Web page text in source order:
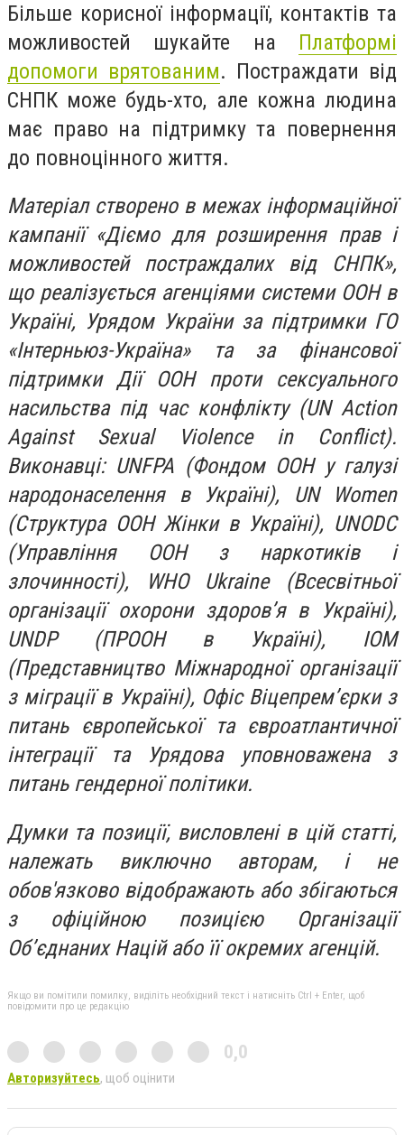
Більше корисної інформації, контактів та
можливостей шукайте на Платформі
допомоги врятованим. Постраждати від
СНПК може будь-хто, але кожна людина
має право на підтримку та повернення
до повноцінного життя.
Матеріал створено в межах інформаційної
кампанії «Діємо для розширення прав і
можливостей постраждалих від СНПК»,
що реалізується агенціями системи ООН в
Україні, Урядом України за підтримки ГО
«Інтерньюз-Україна» та за фінансової
підтримки Дії ООН проти сексуального
насильства під час конфлікту (UN Action
Against Sexual Violence in Conflict).
Виконавці: UNFPA (Фондом ООН у галузі
народонаселення в Україні), UN Women
(Структура ООН Жінки в Україні), UNODC
(Управління ООН з наркотиків і
злочинності), WHO Ukraine (Всесвітньої
організації охорони здоров’я в Україні),
UNDP (ПРООН в Україні), IOM
(Представництво Міжнародної організації
з міграції в Україні), Офіс Віцепрем’єрки з
питань європейської та євроатлантичної
інтеграції та Урядова уповноважена з
питань гендерної політики.
Думки та позиції, висловлені в цій статті,
належать виключно авторам, і не
обов'язково відображають або збігаються
з офіційною позицією Організації
Об’єднаних Націй або її окремих агенцій.
Якщо ви помітили помилку, виділіть необхідний текст і натисніть Ctrl + Enter, щоб
повідомити про це редакцію
0,0
Авторизуйтесь, щоб оцінити